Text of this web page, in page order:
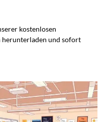
kostenlosen
herunterladen und sofort